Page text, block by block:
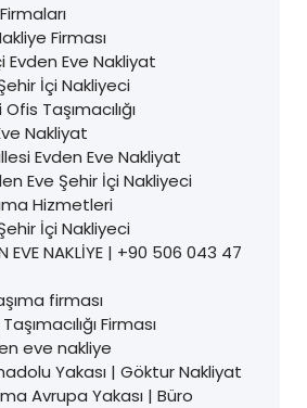
Firması
Evden Eve Nakliyat
İçi Nakliyeci
Taşımacılığı
Nakliyat
Evden Eve Nakliyat
Eve Şehir İçi Nakliyeci
Hizmetleri
İçi Nakliyeci
EVE NAKLİYE | +90 506 043 47
firması
Firması
eve nakliye
Yakası | Göktur Nakliyat
Avrupa Yakası | Büro